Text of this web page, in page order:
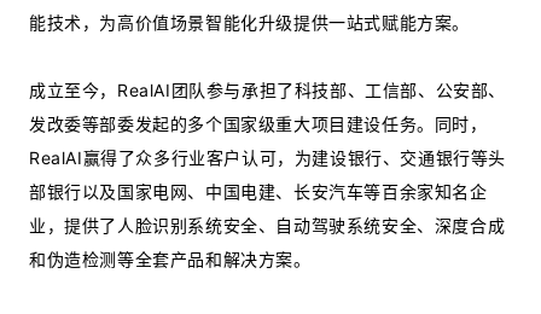
能技术，为高价值场景智能化升级提供一站式赋能方案。
成立至今，RealAI团队参与承担了科技部、工信部、公安部、
发改委等部委发起的多个国家级重大项目建设任务。同时，
RealAI赢得了众多行业客户认可，为建设银行、交通银行等头
部银行以及国家电网、中国电建、长安汽车等百余家知名企
业，提供了人脸识别系统安全、自动驾驶系统安全、深度合成
和伪造检测等全套产品和解决⽅案。